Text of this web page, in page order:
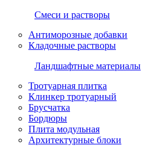
Cмеси и растворы
Антиморозные добавки
Кладочные растворы
Ландшафтные материалы
Тротуарная плитка
Клинкер тротуарный
Брусчатка
Бордюры
Плита модульная
Архитектурные блоки